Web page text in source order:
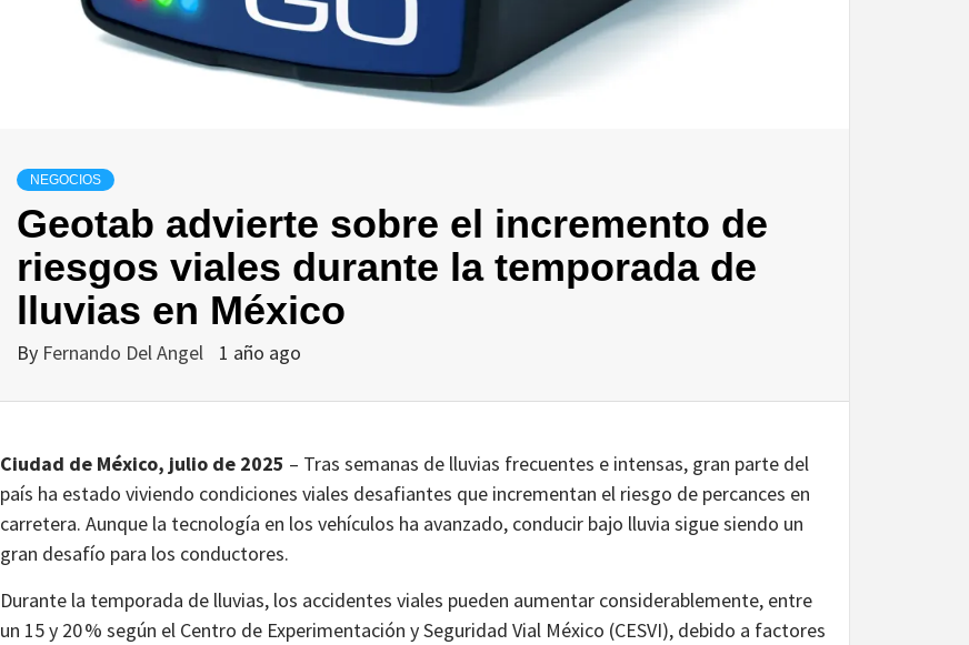
NEGOCIOS
Geotab advierte sobre el incremento de
riesgos viales durante la temporada de
lluvias en México
By Fernando Del Angel 1 año ago
Ciudad de México, julio de 2025 – Tras semanas de lluvias frecuentes e intensas, gran parte del
país ha estado viviendo condiciones viales desafiantes que incrementan el riesgo de percances en
carretera. Aunque la tecnología en los vehículos ha avanzado, conducir bajo lluvia sigue siendo un
gran desafío para los conductores.
Durante la temporada de lluvias, los accidentes viales pueden aumentar considerablemente, entre
un 15 y 20 % según el Centro de Experimentación y Seguridad Vial México (CESVI), debido a factores